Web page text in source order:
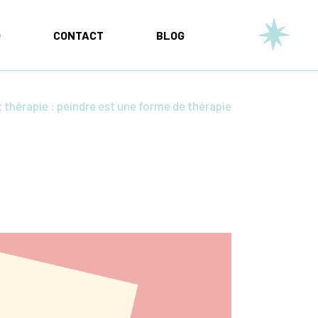
CONTACT BLOG
thérapie : peindre est une forme de thérapie